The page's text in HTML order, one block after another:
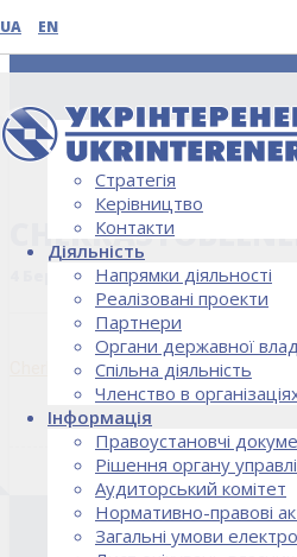
UA EN
Стратегія
Керівництво
Контакти
Діяльність
Напрямки діяльності
Реалізовані проекти
Партнери
Органи державної
Спільна діяльність
Членство в
Інформація
Правоустановчі
Рішення органу
Аудиторський комітет
Нормативно-правові
Загальні умови
НОВИНИ
4 Березня, 2020
Cherkasyoblenergo-26_02_2020